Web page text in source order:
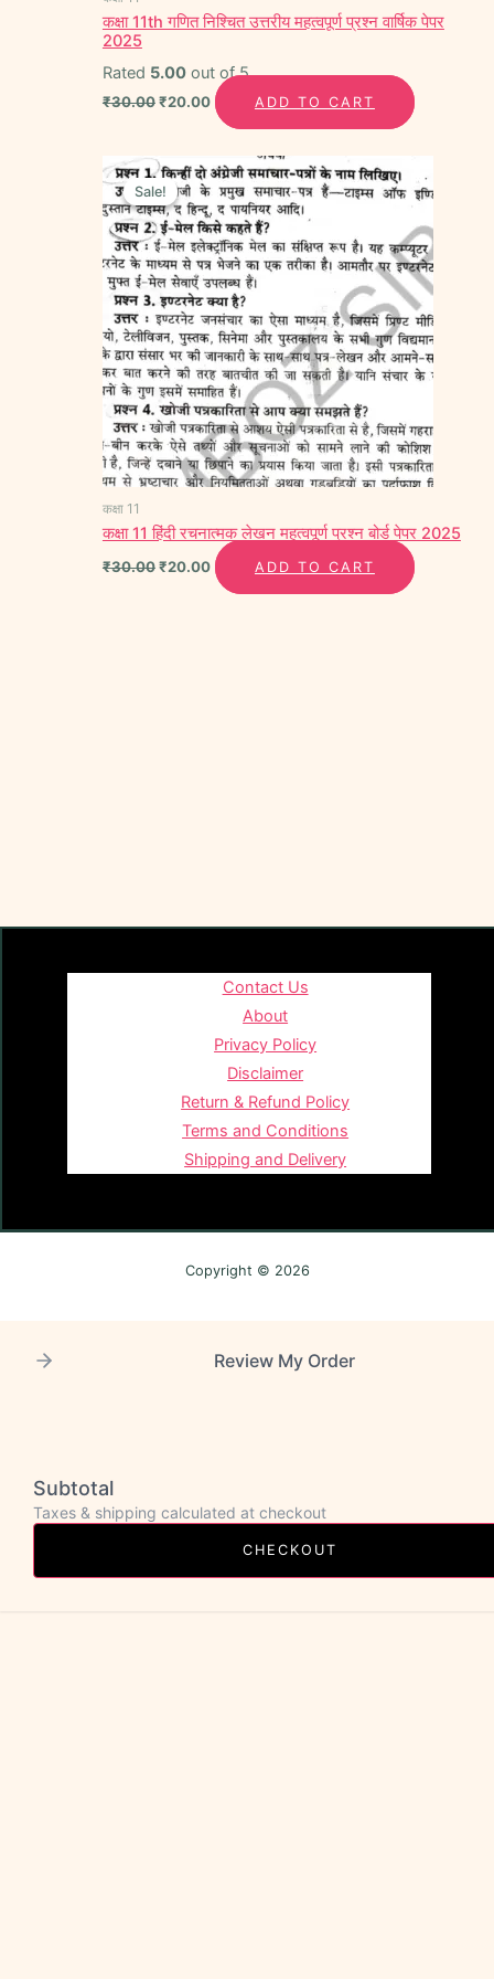
कक्षा 11th गणित निश्चित उत्तरीय महत्वपूर्ण प्रश्न वार्षिक पेपर
2025
Rated 5.00out of 5
₹30.00₹20.00 ADD TO CART
Sale!
Sale!
कक्षा 11
कक्षा 11 हिंदी रचनात्मक लेखन महत्वपूर्ण प्रश्न बोर्ड पेपर 2025
₹30.00
Original
price
was:
₹30.00.
₹20.00
Current
price
is:
₹20.00.
ADD TO CART
Contact Us
About
Privacy Policy
Disclaimer
Return & Refund Policy
Terms and Conditions
Shipping and Delivery
Copyright © 2026
Review My Order
Subtotal
Taxes & shipping calculated at checkout
CHECKOUT